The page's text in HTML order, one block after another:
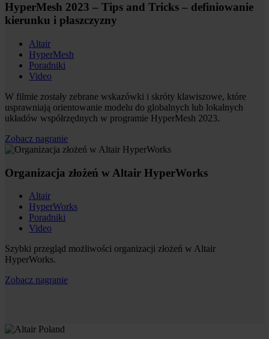
HyperMesh 2023 – Tips and Tricks – definiowanie
kierunku i płaszczyzny
Altair
HyperMesh
Poradniki
Video
W filmie zostały zebrane wskazówki i skróty klawiszowe, które
usprawniają orientowanie modelu do globalnych lub lokalnych
układów współrzędnych w programie HyperMesh 2023.
Zobacz nagranie
Organizacja złożeń w Altair HyperWorks
Altair
HyperWorks
Poradniki
Video
Szybki przegląd możliwości organizacji złożeń w Altair
HyperWorks.
Zobacz nagranie